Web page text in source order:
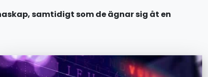
samtidigt som de ägnar sig åt en